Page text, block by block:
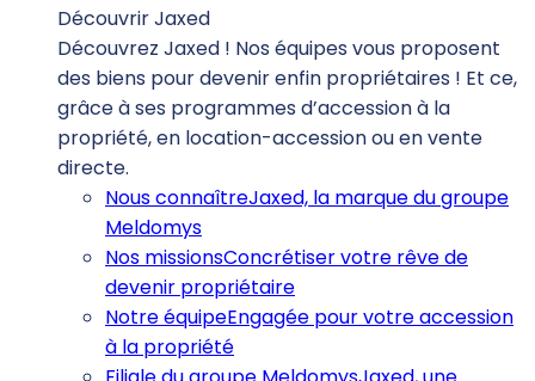
Découvrir Jaxed
Découvrez Jaxed ! Nos équipes vous proposent
des biens pour devenir enfin propriétaires ! Et ce,
grâce à ses programmes d’accession à la
propriété, en location-accession ou en vente
directe.
Nous connaîtreJaxed, la marque du groupe
Meldomys
Nos missionsConcrétiser votre rêve de
devenir propriétaire
Notre équipeEngagée pour votre accession
à la propriété